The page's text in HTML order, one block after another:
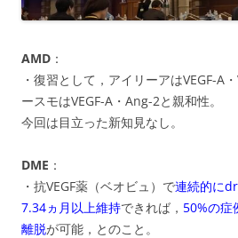
AMD ：
・復習として，アイリーアはVEGF-A
ースモはVEGF-A・Ang-2と親和性。
今回は目立った新知見なし。
DME ：
・抗VEGF薬（ベオビュ）で連続的に
7.34ヵ月以上維持できれば， 50%の症
離脱が可能，とのこと。